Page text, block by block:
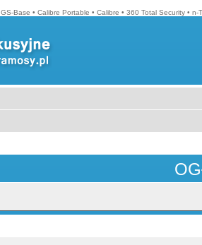
GS-Base • Calibre Portable • Calibre • 360 Total Security • n-